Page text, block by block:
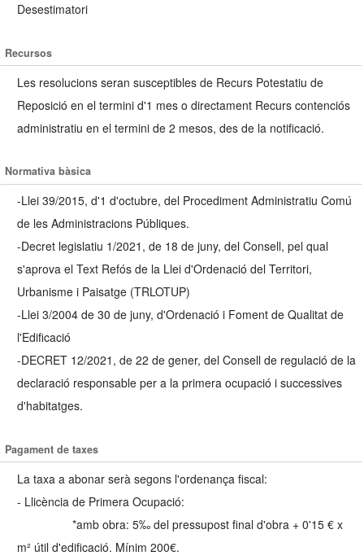
Desestimatori
Recursos
Les resolucions seran susceptibles de Recurs Potestatiu de
Reposició en el termini d'1 mes o directament Recurs contenciós
administratiu en el termini de 2 mesos, des de la notificació.
Normativa bàsica
-Llei 39/2015, d'1 d'octubre, del Procediment Administratiu Comú
de les Administracions Públiques.
-Decret legislatiu 1/2021, de 18 de juny, del Consell, pel qual
s'aprova el Text Refós de la Llei d'Ordenació del Territori,
Urbanisme i Paisatge (TRLOTUP)
-Llei 3/2004 de 30 de juny, d'Ordenació i Foment de Qualitat de
l'Edificació
-DECRET 12/2021, de 22 de gener, del Consell de regulació de la
declaració responsable per a la primera ocupació i successives
d'habitatges.
Pagament de taxes
La taxa a abonar serà segons l'ordenança fiscal:
- Llicència de Primera Ocupació:
*amb obra: 5‰ del pressupost final d'obra + 0'15 € x
m² útil d'edificació. Mínim 200€.